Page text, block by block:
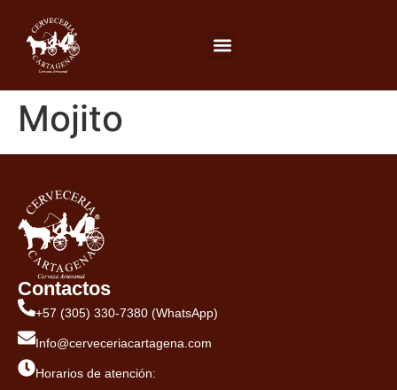
Mojito
Contactos
+57 (305) 330-7380 (WhatsApp)
Info@cerveceriacartagena.com
Horarios de atención: